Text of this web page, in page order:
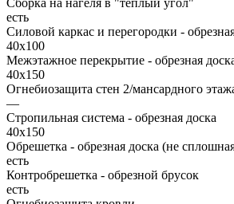
Сборка на нагеля в "теплый угол"
есть
Силовой каркас и перегородки -
40х100
Межэтажное перекрытие - обрезная
40х150
Огнебиозащита стен 2/мансардного
—
Стропильная система - обрезная доска
40х150
Обрешетка - обрезная доска (не
есть
Контробрешетка - обрезной брусок
есть